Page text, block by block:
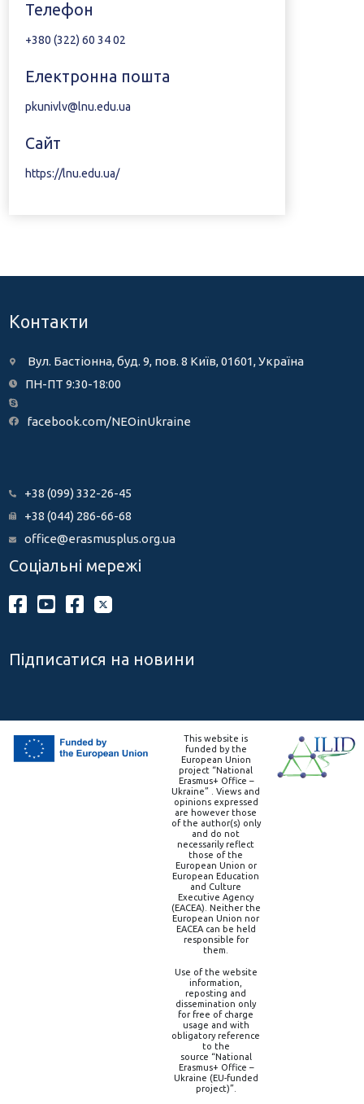
Телефон
+380 (322) 60 34 02
Електронна пошта
pkunivlv@lnu.edu.ua
Сайт
https://lnu.edu.ua/
Контакти
Вул. Бастіонна, буд. 9, пов. 8 Київ, 01601, Україна
ПН-ПТ 9:30-18:00
facebook.com/NEOinUkraine
+38 (099) 332-26-45
+38 (044) 286-66-68
office@erasmusplus.org.ua
Соціальні мережі
Підписатися на новини
This website is
funded by the
European Union
project “National
Erasmus+ Office –
Ukraine” . Views and
opinions expressed
are however those
of the author(s) only
and do not
necessarily reflect
those of the
European Union or
European Education
and Culture
Executive Agency
(EACEA). Neither the
European Union nor
EACEA can be held
responsible for
them.
Use of the website
information,
reposting and
dissemination only
for free of charge
usage and with
obligatory reference
to the
source “National
Erasmus+ Office –
Ukraine (EU-funded
project)”.